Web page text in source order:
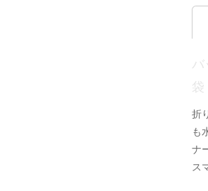
バ
袋
折
も
ナ
ス